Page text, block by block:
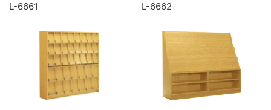
L-6661 L-6662